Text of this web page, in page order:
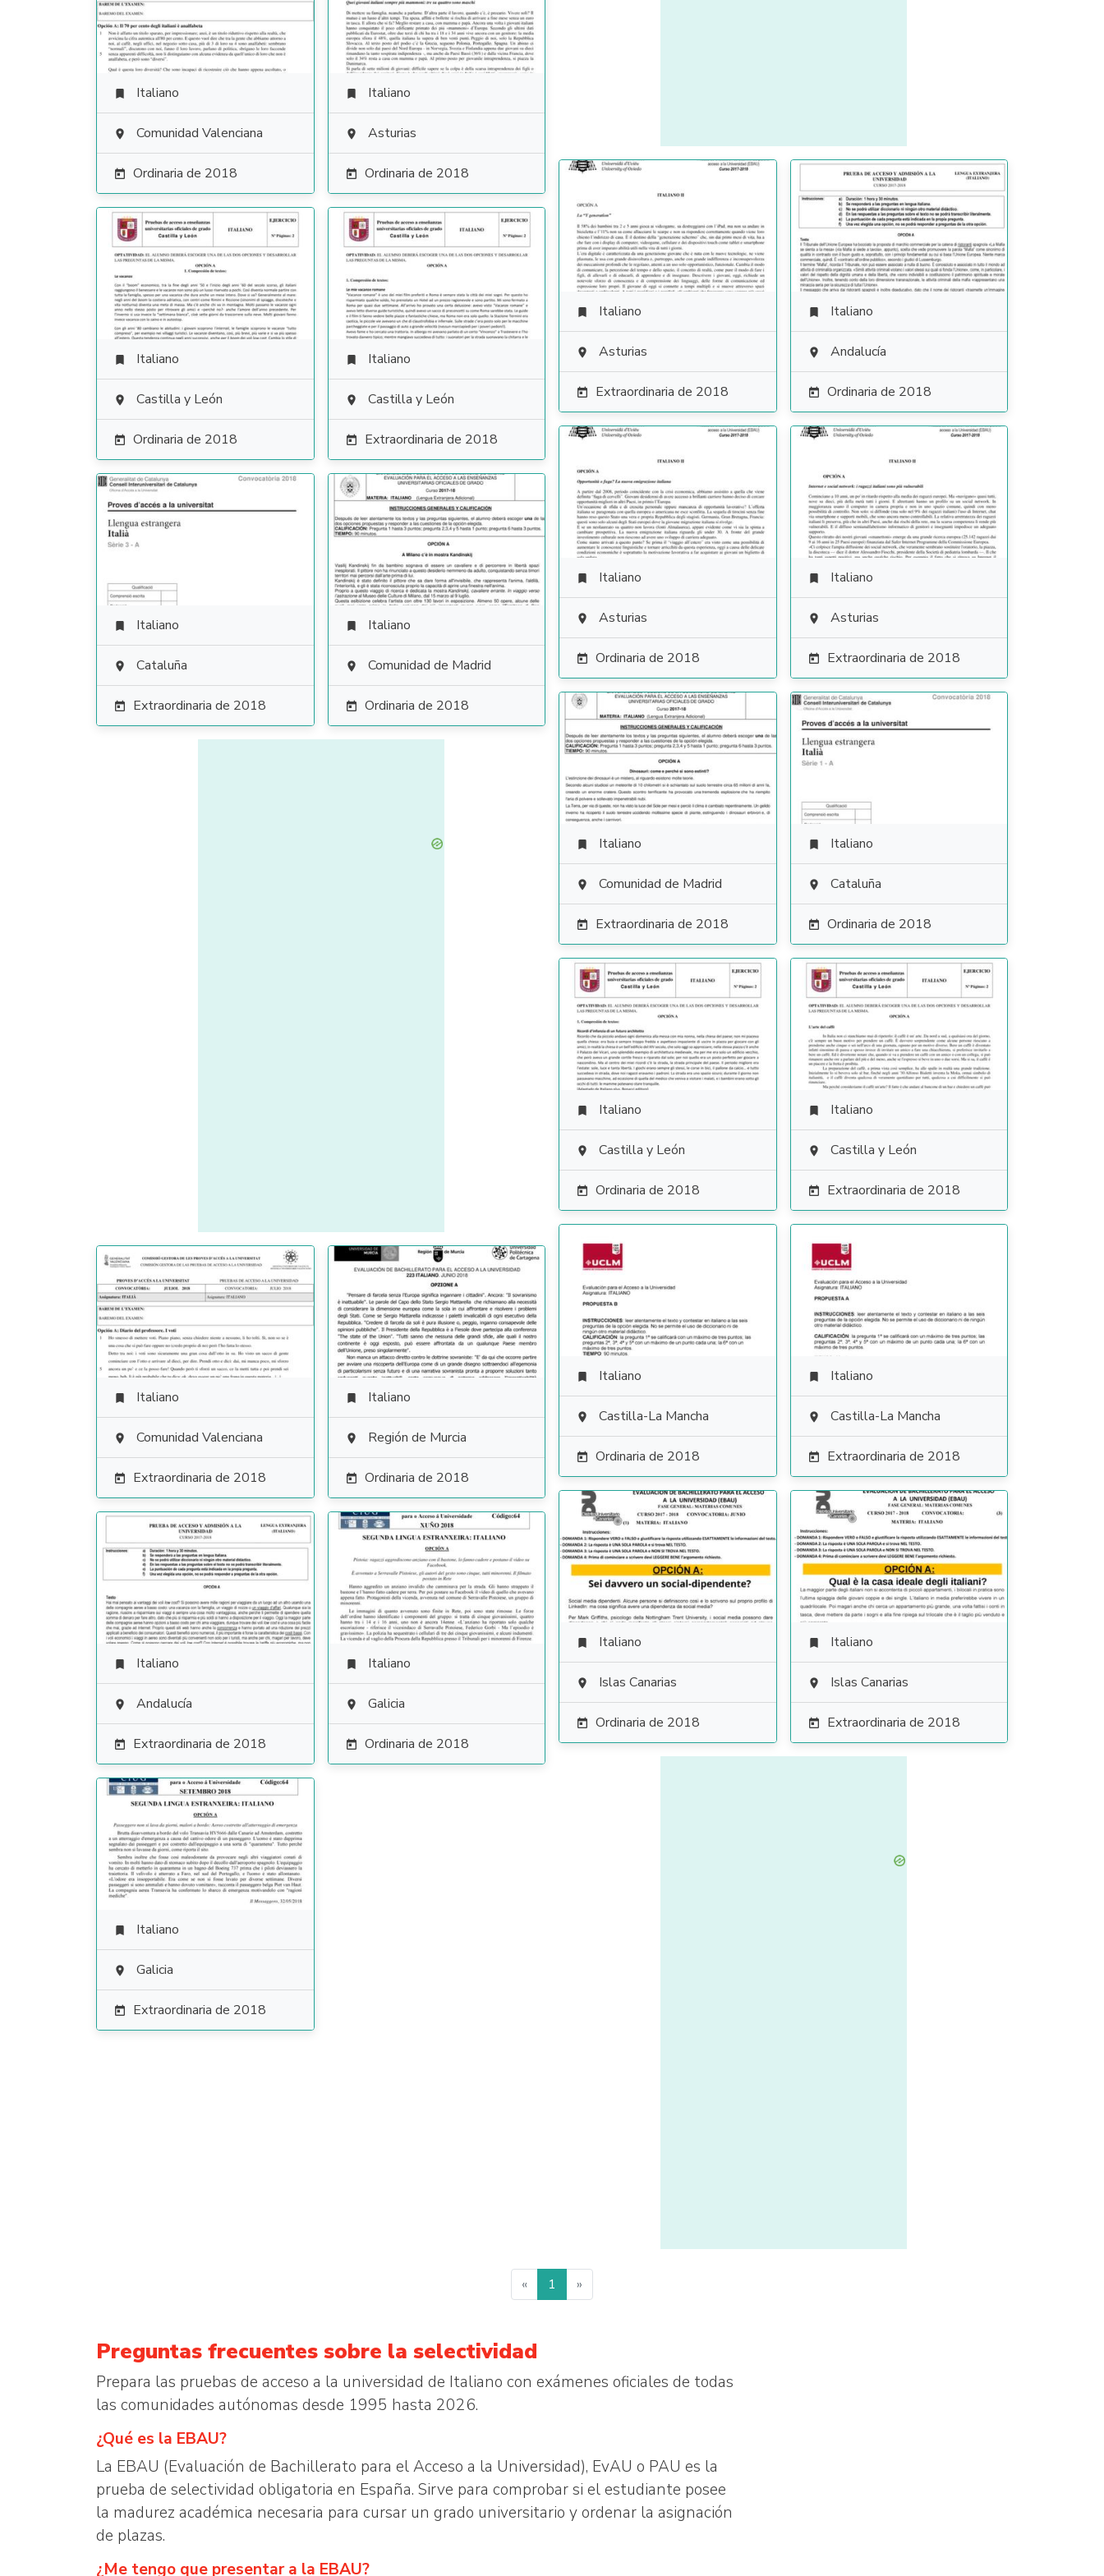
 Italiano
 Comunidad Valenciana
 Ordinaria de 2018
 Italiano
 Asturias
 Ordinaria de 2018
 Italiano
 Asturias
 Extraordinaria de 2018
 Italiano
 Andalucía
 Ordinaria de 2018
 Italiano
 Castilla y León
 Ordinaria de 2018
 Italiano
 Castilla y León
 Extraordinaria de 2018
 Italiano
 Asturias
 Ordinaria de 2018
 Italiano
 Asturias
 Extraordinaria de 2018
 Italiano
 Cataluña
 Extraordinaria de 2018
 Italiano
 Comunidad de Madrid
 Ordinaria de 2018
 Italiano
 Comunidad de Madrid
 Extraordinaria de 2018
 Italiano
 Cataluña
 Ordinaria de 2018
 Italiano
 Castilla y León
 Ordinaria de 2018
 Italiano
 Castilla y León
 Extraordinaria de 2018
 Italiano
 Castilla-La Mancha
 Ordinaria de 2018
 Italiano
 Castilla-La Mancha
 Extraordinaria de 2018
 Italiano
 Comunidad Valenciana
 Extraordinaria de 2018
 Italiano
 Región de Murcia
 Ordinaria de 2018
 Italiano
 Islas Canarias
 Ordinaria de 2018
 Italiano
 Islas Canarias
 Extraordinaria de 2018
 Italiano
 Andalucía
 Extraordinaria de 2018
 Italiano
 Galicia
 Ordinaria de 2018
 Italiano
 Galicia
 Extraordinaria de 2018
« 1 »
Preguntas frecuentes sobre la selectividad
Prepara las pruebas de acceso a la universidad de Italiano con exámenes oficiales de todas
las comunidades autónomas desde 1995 hasta 2026.
¿Qué es la EBAU?
La EBAU (Evaluación de Bachillerato para el Acceso a la Universidad), EvAU o PAU es la
prueba de selectividad obligatoria en España. Sirve para comprobar si el estudiante posee
la madurez académica necesaria para cursar un grado universitario y ordenar la asignación
de plazas.
¿Me tengo que presentar a la EBAU?